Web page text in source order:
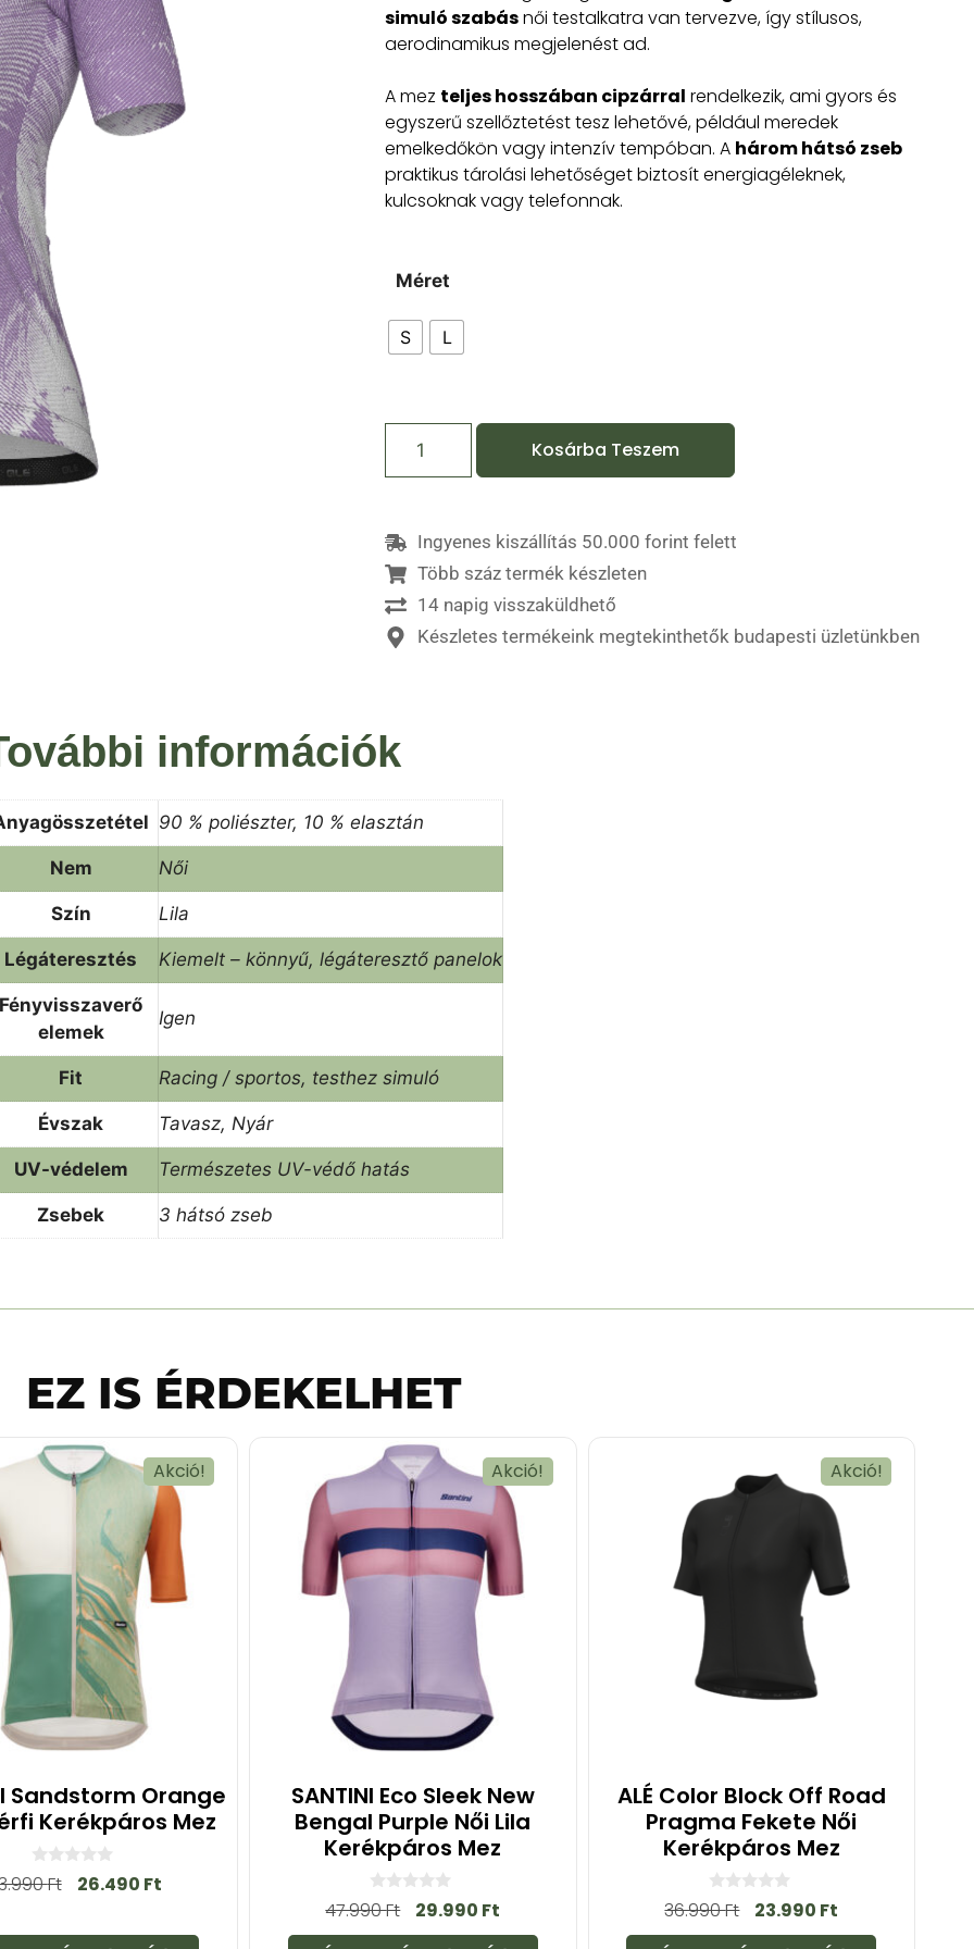
simuló szabásnői testalkatra van tervezve, így stílusos,
aerodinamikus megjelenést ad.
A mez teljes hosszában cipzárral rendelkezik, ami gyors és
egyszerű szellőztetést tesz lehetővé, például meredek
emelkedőkön vagy intenzív tempóban. A három hátsó zseb
praktikus tárolási lehetőséget biztosít energiagéleknek,
kulcsoknak vagy telefonnak.
Méret
S L
Kosárba Teszem
Ingyenes kiszállítás 50.000 forint felett
Több száz termék készleten
14 napig visszaküldhető
Készletes termékeink megtekinthetők budapesti üzletünkben
információk
90 % poliészter, 10 % elasztán
Nem Női
Szín Lila
Légáteresztés Kiemelt – könnyű, légáteresztő panelok
Fényvisszaverő
elemek
Igen
Fit Racing / sportos, testhez simuló
Évszak Tavasz, Nyár
UV-védelem Természetes UV-védő hatás
Zsebek 3 hátsó zseb
EZ IS ÉRDEKELHET
Akció!
Sandstorm Orange
Kerékpáros Mez
0
a
-
Ft 26.490 Ft
Akció!
SANTINI Eco Sleek New
Bengal Purple Női Lila
Kerékpáros Mez
0
a
z
47.990Ft 29.990 Ft
Akció!
ALÉ Color Block Off Road
Pragma Fekete Női
Kerékpáros Mez
0
a
z
36.990Ft 23.990 Ft